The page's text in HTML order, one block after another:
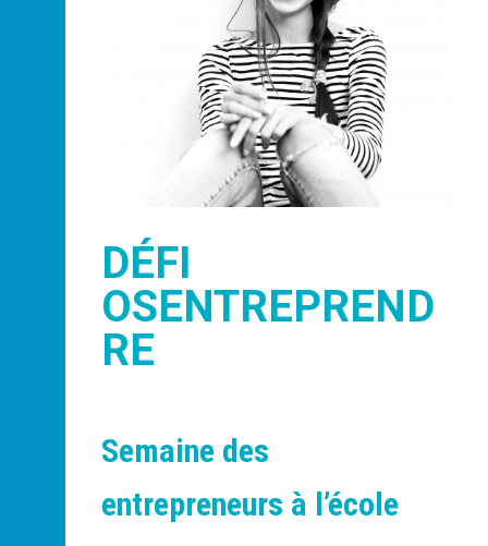
DÉFI
OSENTREPREND
RE
Semaine des
entrepreneurs à l’école